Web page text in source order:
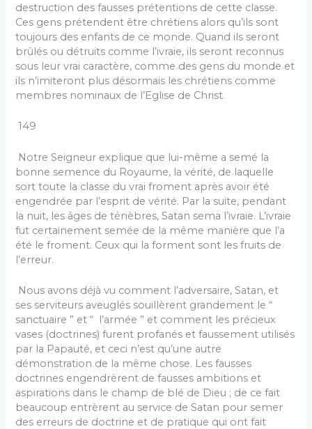
destruction des fausses prétentions de cette classe.
Ces gens prétendent être chrétiens alors qu’ils sont
toujours des enfants de ce monde. Quand ils seront
brûlés ou détruits comme l’ivraie, ils seront reconnus
sous leur vrai caractère, comme des gens du monde et
ils n’imiteront plus désormais les chrétiens comme
membres nominaux de l’Eglise de Christ.
149
Notre Seigneur explique que lui-même a semé la
bonne semence du Royaume, la vérité, de laquelle
sort toute la classe du vrai froment après avoir été
engendrée par l’esprit de vérité. Par la suite, pendant
la nuit, les âges de ténèbres, Satan sema l’ivraie. L’ivraie
fut certainement semée de la même manière que l’a
été le froment. Ceux qui la forment sont les fruits de
l’erreur.
Nous avons déjà vu comment l’adversaire, Satan, et
ses serviteurs aveuglés souillèrent grandement le “
sanctuaire ” et “ l’armée ” et comment les précieux
vases (doctrines) furent profanés et faussement utilisés
par la Papauté, et ceci n’est qu’une autre
démonstration de la même chose. Les fausses
doctrines engendrèrent de fausses ambitions et
aspirations dans le champ de blé de Dieu ; de ce fait
beaucoup entrèrent au service de Satan pour semer
des erreurs de doctrine et de pratique qui ont fait